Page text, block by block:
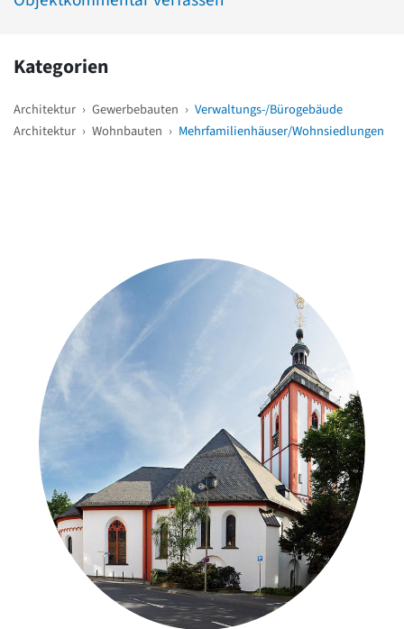
Kategorien
Architektur › Gewerbebauten › Verwaltungs-/Bürogebäude
Architektur › Wohnbauten › Mehrfamilienhäuser/Wohnsiedlungen